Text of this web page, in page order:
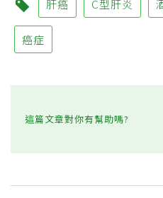
肝癌 C型肝炎
癌症
這篇文章對你有幫助嗎?